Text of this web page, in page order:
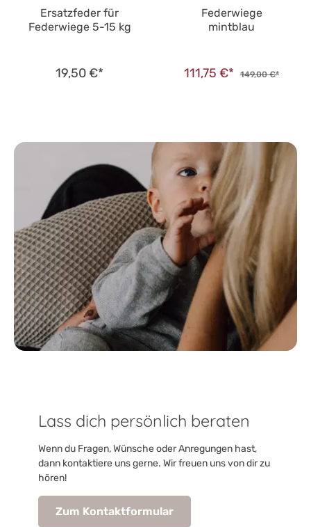
Ersatzfeder für
Federwiege 5-15 kg
19,50 €*
Federwiege
mintblau
111,75 €* 149,00 €*
Lass dich persönlich beraten
Wenn du Fragen, Wünsche oder Anregungen hast,
dann kontaktiere uns gerne. Wir freuen uns von dir zu
hören!
Zum Kontaktformular